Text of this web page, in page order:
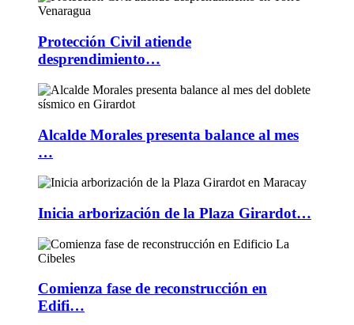
Protección Civil atiende
desprendimiento…
Alcalde Morales presenta balance al mes
…
Inicia arborización de la Plaza Girardot…
Comienza fase de reconstrucción en
Edifi…